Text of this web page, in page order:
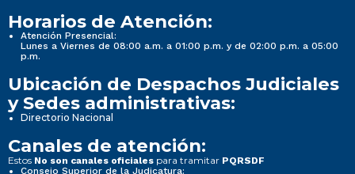
Horarios de Atención:
Atención Presencial:
Lunes a Viernes de 08:00 a.m. a 01:00 p.m. y de 02:00 p.m. a 05:00
p.m.
Ubicación de Despachos Judiciales
y Sedes administrativas:
Directorio Nacional
Canales de atención:
Estos No son canales oficiales para tramitar PQRSDF
Consejo Superior de la Judicatura: